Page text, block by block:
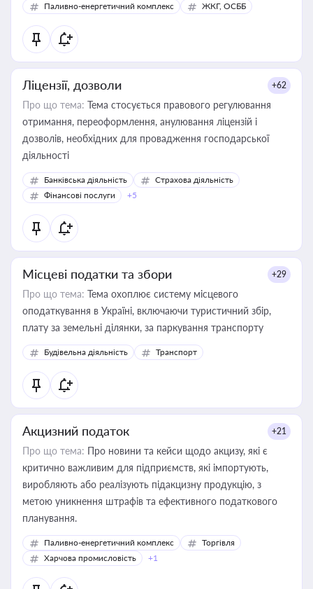
Паливно-енергетичний комплекс ЖКГ, ОСББ
Ліцензії, дозволи +62
Про що тема: Тема стосується правового регулювання
отримання, переоформлення, анулювання ліцензій і
дозволів, необхідних для провадження господарської
діяльності
Банківська діяльність
Страхова діяльність
Фінансові послуги
+5
Місцеві податки та збори +29
Про що тема: Тема охоплює систему місцевого
оподаткування в Україні, включаючи туристичний збір,
плату за земельні ділянки, за паркування транспорту
Будівельна діяльність Транспорт
Акцизний податок +21
Про що тема: Про новини та кейси щодо акцизу, які є
критично важливим для підприємств, які імпортують,
виробляють або реалізують підакцизну продукцію, з
метою уникнення штрафів та ефективного податкового
планування.
Паливно-енергетичний комплекс
Торгівля
Харчова промисловість
+1